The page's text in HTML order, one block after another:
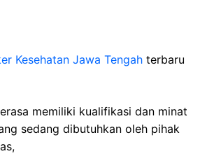
Kesehatan Jawa Tengah terbaru
memiliki kualifikasi dan minat
sedang dibutuhkan oleh pihak